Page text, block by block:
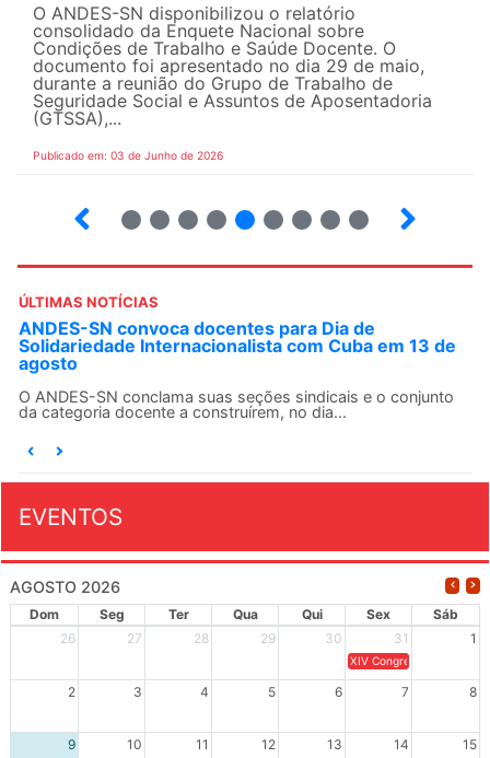
O ANDES-SN disponibilizou o relatório
consolidado da Enquete Nacional sobre
Condições de Trabalho e Saúde Docente. O
documento foi apresentado no dia 29 de maio,
durante a reunião do Grupo de Trabalho de
Seguridade Social e Assuntos de Aposentadoria
(GTSSA),...
Publicado em: 03 de Junho de 2026
ÚLTIMAS NOTÍCIAS
ANDES-SN convoca docentes para Dia de
Solidariedade Internacionalista com Cuba em 13 de
agosto
O ANDES-SN conclama suas seções sindicais e o conjunto
da categoria docente a construírem, no dia...
EVENTOS
AGOSTO 2026
Dom Seg Ter Qua Qui Sex
Sáb
26
27 28 29 30 31 1
XIV Congresso Brasileiro
2 3 4 5 6 7 8
9 10 11 12 13 14 15